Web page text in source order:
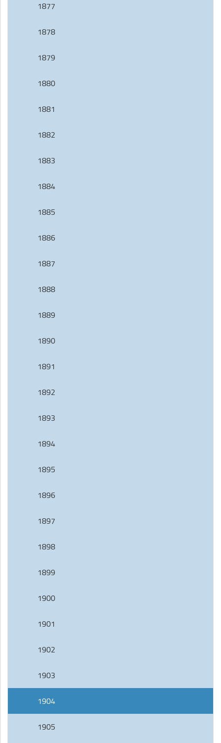
1877
1878
1879
1880
1881
1882
1883
1884
1885
1886
1887
1888
1889
1890
1891
1892
1893
1894
1895
1896
1897
1898
1899
1900
1901
1902
1903
1904
1905